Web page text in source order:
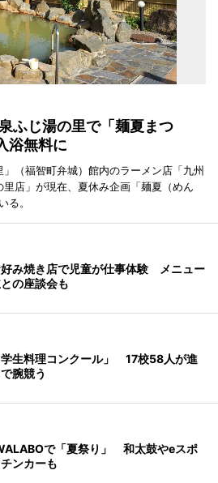
ふじ湯の里で「麺夏まつ
浴無料に
」（福智町弁城）館内のラーメン店「九州
店」が現在、夏休み企画「麺夏（めん
る。
み焼き店で児童が仕事体験 メニュー
の座談会も
生料理コンクール」 17校58人が進
腕競う
で「夏祭り」 和太鼓やeスポ
ンカーも